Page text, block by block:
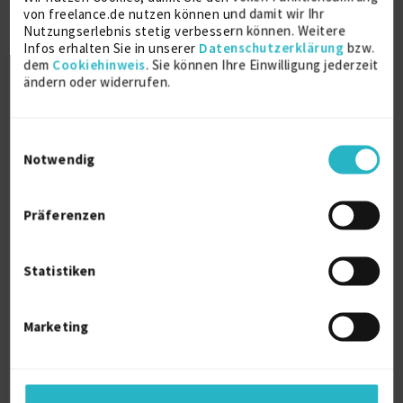
von freelance.de nutzen können und damit wir Ihr
Nutzungserlebnis stetig verbessern können. Weitere
Infos erhalten Sie in unserer Datenschutzerklärung bzw.
dem Cookiehinweis. Sie können Ihre Einwilligung jederzeit
ändern oder widerrufen.
Notwendig
Präferenzen
Statistiken
Marketing
Ausbildung
2014
Köln
Köln
recruiting and employer branding departments.
Specialized in developing long-term talent